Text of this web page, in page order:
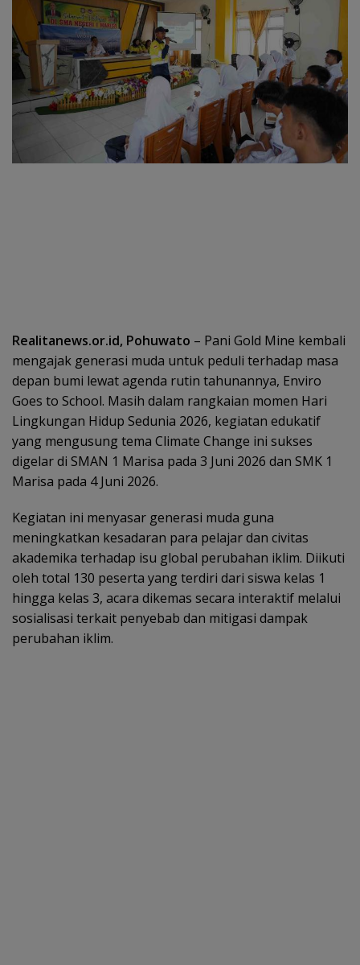
Realitanews.or.id, Pohuwato – Pani Gold Mine kembali
mengajak generasi muda untuk peduli terhadap masa
depan bumi lewat agenda rutin tahunannya, Enviro
Goes to School. Masih dalam rangkaian momen Hari
Lingkungan Hidup Sedunia 2026, kegiatan edukatif
yang mengusung tema Climate Change ini sukses
digelar di SMAN 1 Marisa pada 3 Juni 2026 dan SMK 1
Marisa pada 4 Juni 2026.
Kegiatan ini menyasar generasi muda guna
meningkatkan kesadaran para pelajar dan civitas
akademika terhadap isu global perubahan iklim. Diikuti
oleh total 130 peserta yang terdiri dari siswa kelas 1
hingga kelas 3, acara dikemas secara interaktif melalui
sosialisasi terkait penyebab dan mitigasi dampak
perubahan iklim.